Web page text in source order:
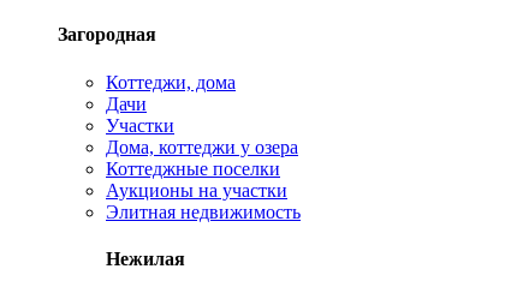
Загородная
Коттеджи, дома
Дачи
Участки
Дома, коттеджи у озера
Коттеджные поселки
Аукционы на участки
Элитная недвижимость
Нежилая